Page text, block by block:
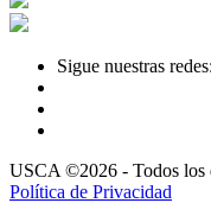
Sigue nuestras redes:
USCA ©2026 - Todos los
Política de Privacidad